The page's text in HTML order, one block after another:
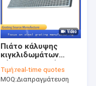
Πιάτο κάλυψης
κιγκλιδωμάτων
HDP για τον αγωγό
τάφρων
Τιμή:real-time quotes
MOQ:Διαπραγμάτευση